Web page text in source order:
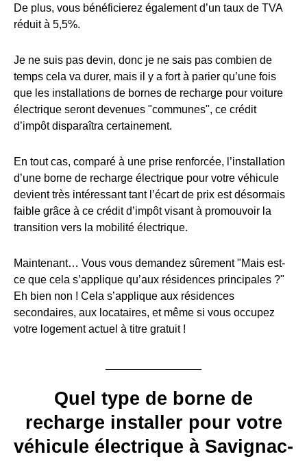
De plus, vous bénéficierez également d’un taux de TVA
réduit à 5,5%.
Je ne suis pas devin, donc je ne sais pas combien de
temps cela va durer, mais il y a fort à parier qu’une fois
que les installations de bornes de recharge pour voiture
électrique seront devenues "communes", ce crédit
d’impôt disparaîtra certainement.
En tout cas, comparé à une prise renforcée, l’installation
d’une borne de recharge électrique pour votre véhicule
devient très intéressant tant l’écart de prix est désormais
faible grâce à ce crédit d’impôt visant à promouvoir la
transition vers la mobilité électrique.
Maintenant… Vous vous demandez sûrement "Mais est-
ce que cela s’applique qu’aux résidences principales ?"
Eh bien non ! Cela s’applique aux résidences
secondaires, aux locataires, et même si vous occupez
votre logement actuel à titre gratuit !
Quel type de borne de
recharge installer pour votre
véhicule électrique à Savignac-